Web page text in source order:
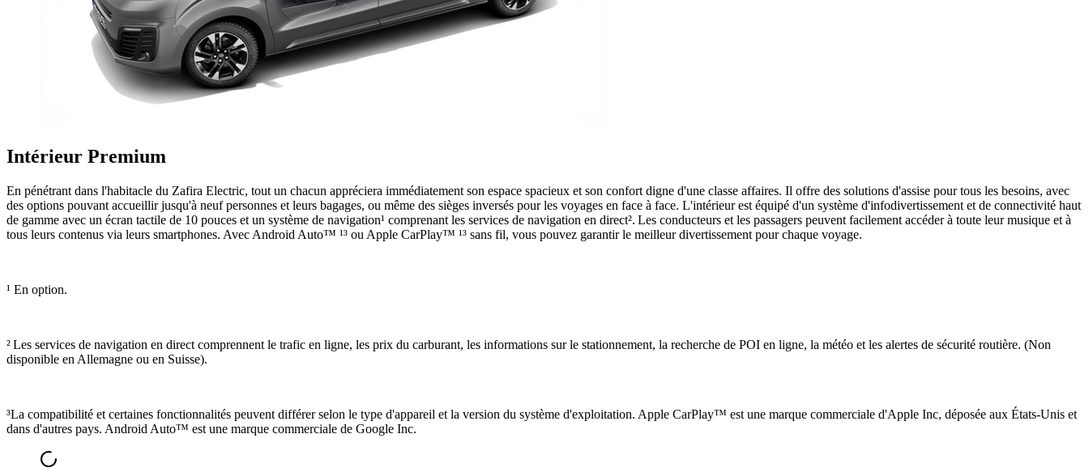
Intérieur Premium
En pénétrant dans l'habitacle du Zafira Electric, tout un chacun appréciera immédiatement son espace spacieux et son confort digne d'une classe affaires. Il offre des solutions d'assise pour tous les besoins, avec
des options pouvant accueillir jusqu'à neuf personnes et leurs bagages, ou même des sièges inversés pour les voyages en face à face. L'intérieur est équipé d'un système d'infodivertissement et de connectivité haut
de gamme avec un écran tactile de 10 pouces et un système de navigation¹ comprenant les services de navigation en direct². Les conducteurs et les passagers peuvent facilement accéder à toute leur musique et à
tous leurs contenus via leurs smartphones. Avec Android Auto™ ¹³ ou Apple CarPlay™ ¹³ sans fil, vous pouvez garantir le meilleur divertissement pour chaque voyage.
¹ En option.
² Les services de navigation en direct comprennent le trafic en ligne, les prix du carburant, les informations sur le stationnement, la recherche de POI en ligne, la météo et les alertes de sécurité routière. (Non
disponible en Allemagne ou en Suisse).
³La compatibilité et certaines fonctionnalités peuvent différer selon le type d'appareil et la version du système d'exploitation. Apple CarPlay™ est une marque commerciale d'Apple Inc, déposée aux États-Unis et
dans d'autres pays. Android Auto™ est une marque commerciale de Google Inc.